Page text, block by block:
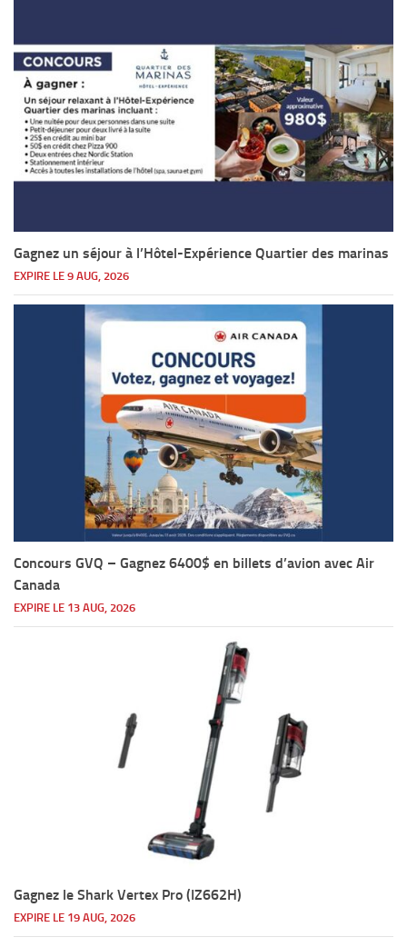
Gagnez un séjour à l’Hôtel-Expérience Quartier des marinas
EXPIRE LE 9 AUG, 2026
Concours GVQ – Gagnez 6400$ en billets d’avion avec Air
Canada
EXPIRE LE 13 AUG, 2026
Gagnez le Shark Vertex Pro (IZ662H)
EXPIRE LE 19 AUG, 2026